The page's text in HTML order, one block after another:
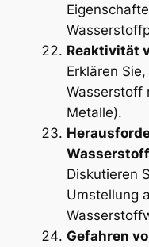
Reaktivität
Erklären
Wasserstoff
Metalle).
Diskutieren
Umstellung
Gefahren